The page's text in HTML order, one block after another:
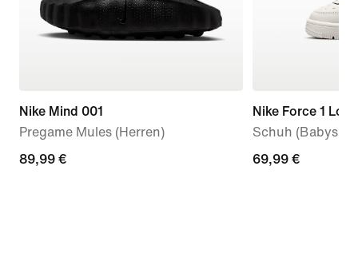
Nike Mind 001
Pregame Mules (Herren)
89,99 €
89,99 €
Nike Force 1 Low
Schuh (Babys,
69,99 €
69,99 €